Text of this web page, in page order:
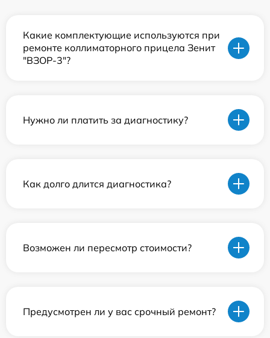
Какие комплектующие используются при
ремонте коллиматорного прицела Зенит
"ВЗОР-3"?
Нужно ли платить за диагностику?
Как долго длится диагностика?
Возможен ли пересмотр стоимости?
Предусмотрен ли у вас срочный ремонт?